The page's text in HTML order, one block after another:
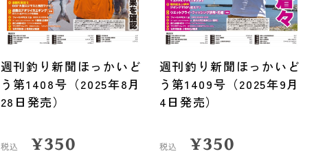
週刊釣り新聞ほっかいど
う第1408号（2025年8月
28日発売）
税込 ¥350
週刊釣り新聞ほっかいど
う第1409号（2025年9月
4日発売）
税込 ¥350